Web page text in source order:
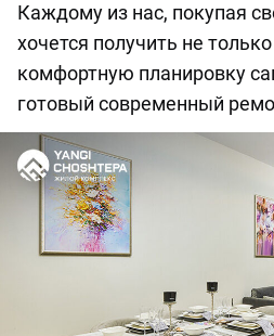
Каждому из нас, покупая
хочется получить не
комфортную планировку
готовый современный